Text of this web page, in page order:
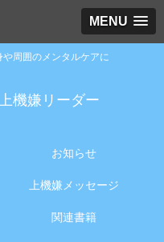
MENU
周囲のメンタルケアに
機嫌リーダー
お知らせ
上機嫌メッセージ
関連書籍